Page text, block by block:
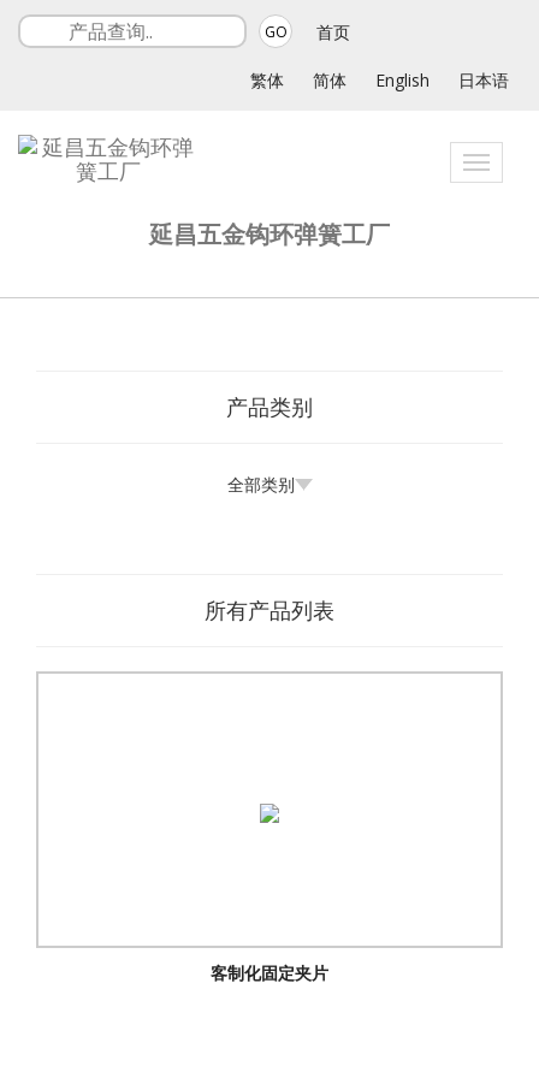
GO 首页
繁体 简体 English 日本语
Toggle
延昌五金钩环弹簧工厂
产品类别
全部类别
所有产品列表
客制化固定夹片